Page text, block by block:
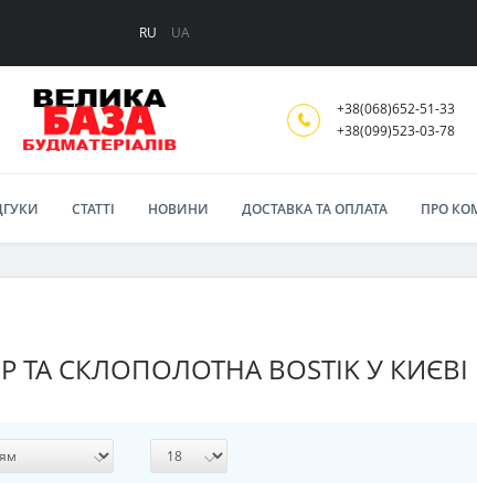
RU UA
+38(068)652-51-33
‎+38(099)523-03-78
СТАТТІ НОВИНИ ДОСТАВКА ТА ОПЛАТА ПРО
СКЛОПОЛОТНА BOSTIK У КИЄВІ